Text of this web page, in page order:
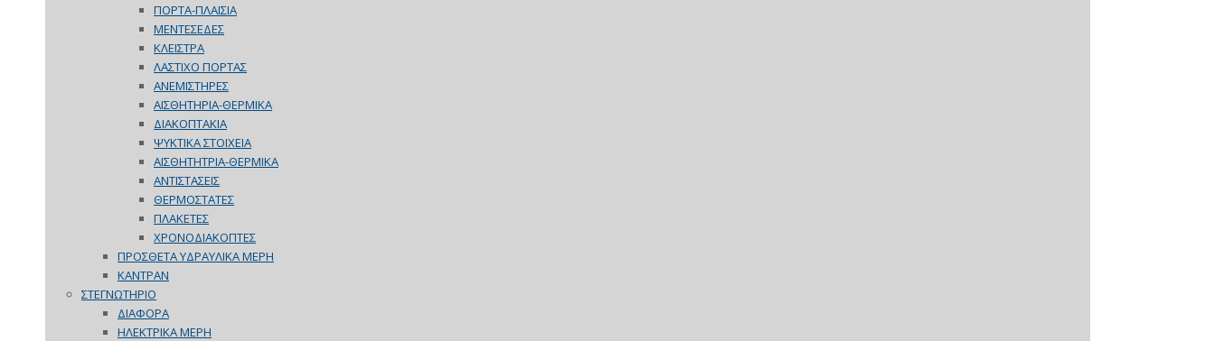
ΠΟΡΤΑ-ΠΛΑΙΣΙΑ
ΜΕΝΤΕΣΕΔΕΣ
ΚΛΕΙΣΤΡΑ
ΛΑΣΤΙΧΟ ΠΟΡΤΑΣ
ΑΝΕΜΙΣΤΗΡΕΣ
ΑΙΣΘΗΤΗΡΙΑ-ΘΕΡΜΙΚΑ
ΔΙΑΚΟΠΤΑΚΙΑ
ΨΥΚΤΙΚΑ ΣΤΟΙΧΕΙΑ
ΑΙΣΘΗΤΗΤΡΙΑ-ΘΕΡΜΙΚΑ
ΑΝΤΙΣΤΑΣΕΙΣ
ΘΕΡΜΟΣΤΑΤΕΣ
ΠΛΑΚΕΤΕΣ
ΧΡΟΝΟΔΙΑΚΟΠΤΕΣ
ΠΡΟΣΘΕΤΑ ΥΔΡΑΥΛΙΚΑ ΜΕΡΗ
ΚΑΝΤΡΑΝ
ΣΤΕΓΝΩΤΗΡΙΟ
ΔΙΑΦΟΡΑ
ΗΛΕΚΤΡΙΚΑ ΜΕΡΗ